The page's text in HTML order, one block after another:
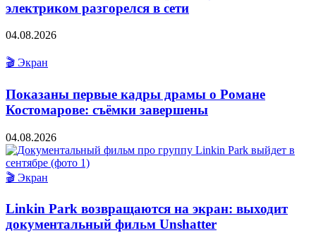
электриком разгорелся в сети
04.08.2026
🎬 Экран
Показаны первые кадры драмы о Романе
Костомарове: съёмки завершены
04.08.2026
🎬 Экран
Linkin Park возвращаются на экран: выходит
документальный фильм Unshatter